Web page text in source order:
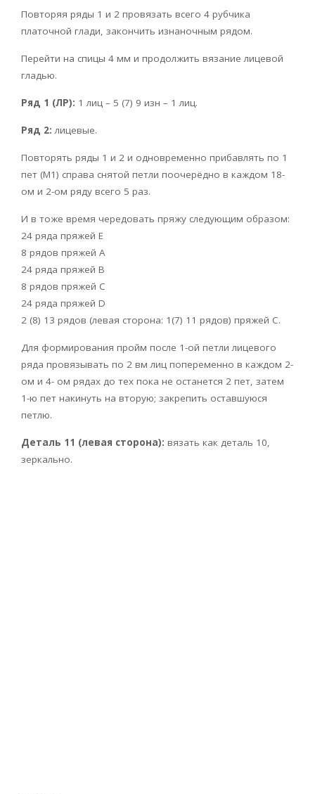
Повторяя ряды 1 и 2 провязать всего 4 рубчика
платочной глади, закончить изнаночным рядом.
Перейти на спицы 4 мм и продолжить вязание лицевой
гладью.
Ряд 1 (ЛР): 1 лиц – 5 (7) 9 изн – 1 лиц.
Ряд 2: лицевые.
Повторять ряды 1 и 2 и одновременно прибавлять по 1
пет (М1) справа снятой петли поочерёдно в каждом 18-
ом и 2-ом ряду всего 5 раз.
И в тоже время чередовать пряжу следующим образом:
24 ряда пряжей Е
8 рядов пряжей А
24 ряда пряжей В
8 рядов пряжей С
24 ряда пряжей D
2 (8) 13 рядов (левая сторона: 1(7) 11 рядов) пряжей С.
Для формирования пройм после 1-ой петли лицевого
ряда провязывать по 2 вм лиц попеременно в каждом 2-
ом и 4- ом рядах до тех пока не останется 2 пет, затем
1-ю пет накинуть на вторую; закрепить оставшуюся
петлю.
Деталь 11 (левая сторона): вязать как деталь 10,
зеркально.